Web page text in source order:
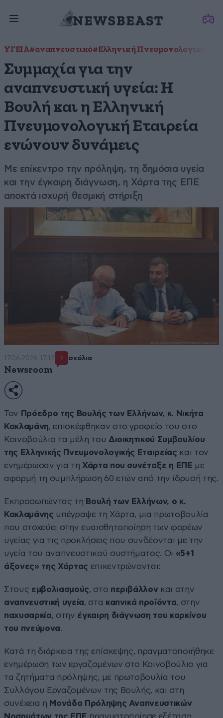
ΥΓΕΙΑ#αναπνευστικό#Ελληνική Πνευμονολογική
Συμμαχία για την
αναπνευστική υγεία: Η
Βουλή και η Ελληνική
Πνευμονολογική Εταιρεία
ενώνουν δυνάμεις
Με επίκεντρο την πρόληψη, τη δημόσια υγεία
και την έγκαιρη διάγνωση, η Χάρτα της ΕΠΕ
αποκτά ισχυρή θεσμική στήριξη
17·06·2026 17:12 1 σχόλια
Newsroom
Τον Πρόεδρο της Βουλής των Ελλήνων, κ. Νικήτα
Κακλαμάνη, επισκέφθηκαν στο γραφείο του στο
Κοινοβούλιο τα μέλη του Διοικητικού Συμβουλίου
της Ελληνικής Πνευμονολογικής Εταιρείας και τον
ενημέρωσαν για τη Χάρτα που συνέταξε η ΕΠΕ με
αφορμή τη συμπλήρωση 60 ετών από την ίδρυσή της.
Εκπροσωπώντας τη Βουλή των Ελλήνων, ο κ.
Κακλαμάνης υπέγραψε τη Χάρτα, μια πρωτοβουλία
που στοχεύει στην ευαισθητοποίηση των φορέων
υγείας για τις προκλήσεις που συνδέονται με την
υγεία του αναπνευστικού συστήματος. Οι «5+1
άξονες» της Χάρτας επικεντρώνονται:
Στους εμβολιασμούς, στο περιβάλλον και στην
αναπνευστική υγεία, στα καπνικά προϊόντα, στην
παχυσαρκία, στην έγκαιρη διάγνωση του καρκίνου
του πνεύμονα.
Κατά τη διάρκεια της επίσκεψης, πραγματοποιήθηκε
ενημέρωση των εργαζομένων στο Κοινοβούλιο για
τα ζητήματα πρόληψης, με πρωτοβουλία του
Συλλόγου Εργαζομένων της Βουλής, και στη
συνέχεια η Μονάδα Πρόληψης Αναπνευστικών
Νοσημάτων της ΕΠΕ πραγματοποίησε εξέταση